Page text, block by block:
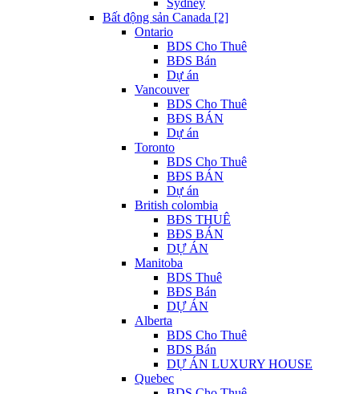
Sydney
Bất động sản Canada [2]
Ontario
BDS Cho Thuê
BĐS Bán
Dự án
Vancouver
BDS Cho Thuê
BĐS BÁN
Dự án
Toronto
BDS Cho Thuê
BĐS BÁN
Dự án
British colombia
BĐS THUÊ
BĐS BÁN
DỰ ÁN
Manitoba
BDS Thuê
BĐS Bán
DỰ ÁN
Alberta
BDS Cho Thuê
BDS Bán
DỰ ÁN LUXURY HOUSE
Quebec